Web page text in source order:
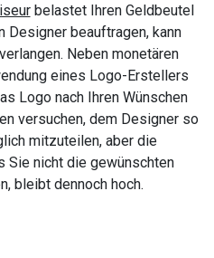
belastet Ihren Geldbeutel
Designer beauftragen, kann
Neben monetären
eines Logo-Erstellers
Logo nach Ihren Wünschen
versuchen, dem Designer so
mitzuteilen, aber die
Sie nicht die gewünschten
bleibt dennoch hoch.